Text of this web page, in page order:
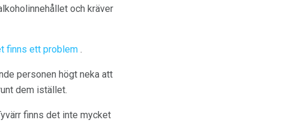
och kräver
finns ett problem .
personen högt neka att
dem istället.
finns det inte mycket